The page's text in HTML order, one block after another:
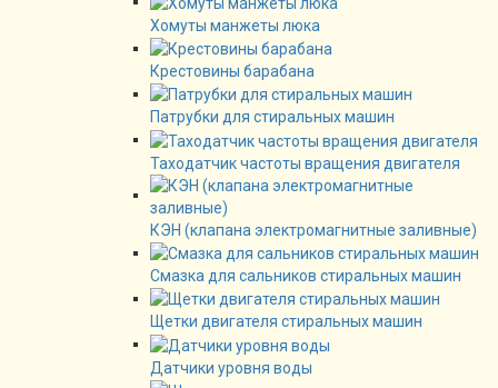
Хомуты манжеты люка
Крестовины барабана
Патрубки для стиральных машин
Таходатчик частоты вращения двигателя
КЭН (клапана электромагнитные заливные)
Смазка для сальников стиральных машин
Щетки двигателя стиральных машин
Датчики уровня воды